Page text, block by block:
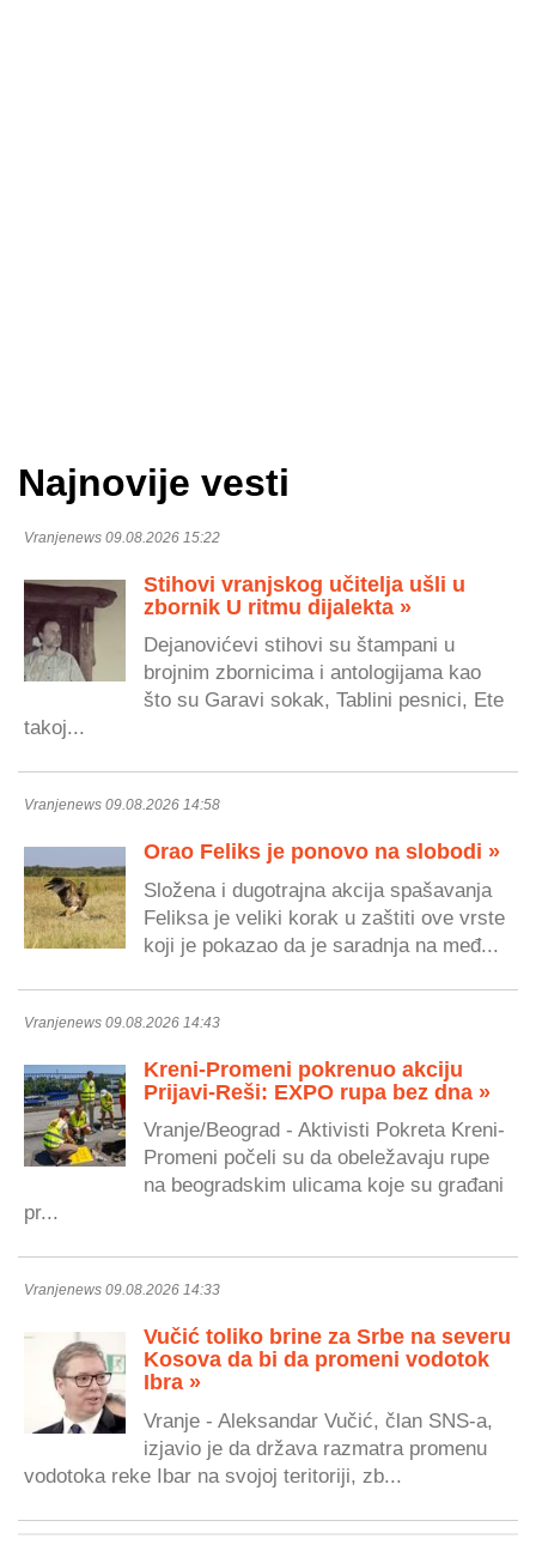
Najnovije vesti
Vranjenews 09.08.2026 15:22
Stihovi vranjskog učitelja ušli u
zbornik U ritmu dijalekta »
Dejanovićevi stihovi su štampani u
brojnim zbornicima i antologijama kao
što su Garavi sokak, Tablini pesnici, Ete
takoj...
Vranjenews 09.08.2026 14:58
Orao Feliks je ponovo na slobodi »
Složena i dugotrajna akcija spašavanja
Feliksa je veliki korak u zaštiti ove vrste
koji je pokazao da je saradnja na međ...
Vranjenews 09.08.2026 14:43
Kreni-Promeni pokrenuo akciju
Prijavi-Reši: EXPO rupa bez dna »
Vranje/Beograd - Aktivisti Pokreta Kreni-
Promeni počeli su da obeležavaju rupe
na beogradskim ulicama koje su građani
pr...
Vranjenews 09.08.2026 14:33
Vučić toliko brine za Srbe na severu
Kosova da bi da promeni vodotok
Ibra »
Vranje - Aleksandar Vučić, član SNS-a,
izjavio je da država razmatra promenu
vodotoka reke Ibar na svojoj teritoriji, zb...